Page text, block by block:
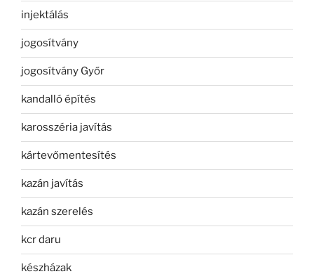
injektálás
jogosítvány
jogosítvány Győr
kandalló építés
karosszéria javítás
kártevőmentesítés
kazán javítás
kazán szerelés
kcr daru
készházak